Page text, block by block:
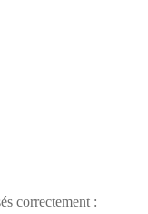
correctement :